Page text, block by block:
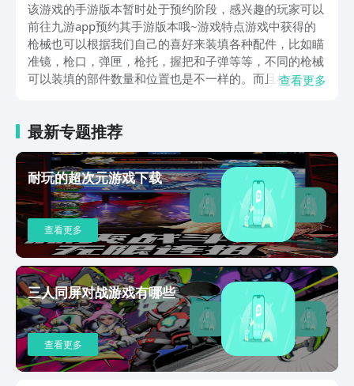
该游戏的手游版本暂时处于预约阶段，感兴趣的玩家可以
前往九游app预约其手游版本哦~游戏特点游戏中获得的
枪械也可以根据我们自己的喜好来装填各种配件，比如瞄
准镜，枪口，弹匣，枪托，握把和子弹等等，不同的枪械
可以装填的部件数量和位置也是不一样的。而且枪械的具
模带给我们直观的展示，不同的配件在组装好之后也会有
相应的改动。同时我们改装的时候，也会自动进行枪械的
拆分，更详细的让我们一睹为快！这样的感觉真是太棒
了！游戏玩法可以在仓库里装备武器，当然也可以不装
备，直到比赛开始。开始后，在地图上的某个位置，你就
会随机刷新一遍。莫糊涂，莫彷徨。向着最近的地方扬帆
远航，它将把“希望”(物资、道具)送给你。比赛中肯定会遇
到其他队员，遭遇战到处都是。撤离点将紧挨着地图活着
到达撤离点，成功撤离。游戏评价有别于主流射击竞技手
游的生存夺金玩法给人不小的新鲜感，喜欢这类游戏的玩
家一定不要错过！以上就是超凡先锋下载安装手机版教
程，如果你喜欢小编的文章，就多多关注九游app更多有
关资讯吧！
查看更多
最新专题推荐
耐玩的超次元游戏下载
查看更多
三人同屏对战游戏有哪些
查看更多